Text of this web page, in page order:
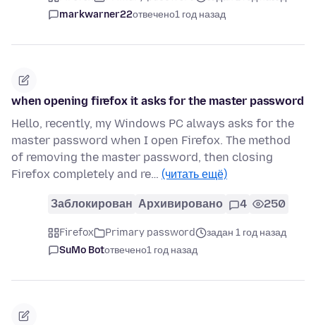
markwarner22отвечено1 год назад
when opening firefox it asks for the master password
Hello, recently, my Windows PC always asks for the
master password when I open Firefox. The method
of removing the master password, then closing
Firefox completely and re… (читать ещё)
Заблокирован Архивировано 4 250
Firefox Primary password
задан 1 год назад
SuMo Botотвечено1 год назад